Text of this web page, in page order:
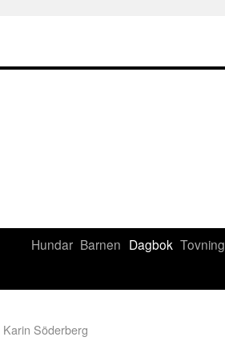
Hundar Barnen Dagbok Tovning
Söderberg